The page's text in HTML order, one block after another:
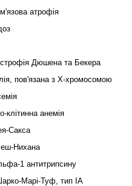
атрофія
Дюшена та Бекера
пов'язана з Х-хромосомою
клітинна анемія
Сакса
Нихана
1 антитрипсину
Марі-Туф, тип IA